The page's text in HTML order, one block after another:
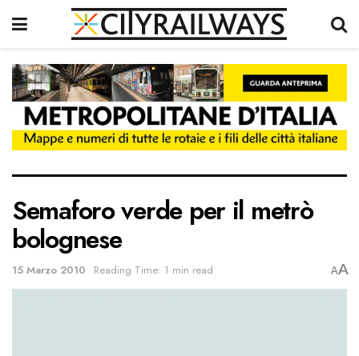
Semaforo verde per il metrò
bolognese
15 Marzo 2010 Reading Time: 1 min read AA